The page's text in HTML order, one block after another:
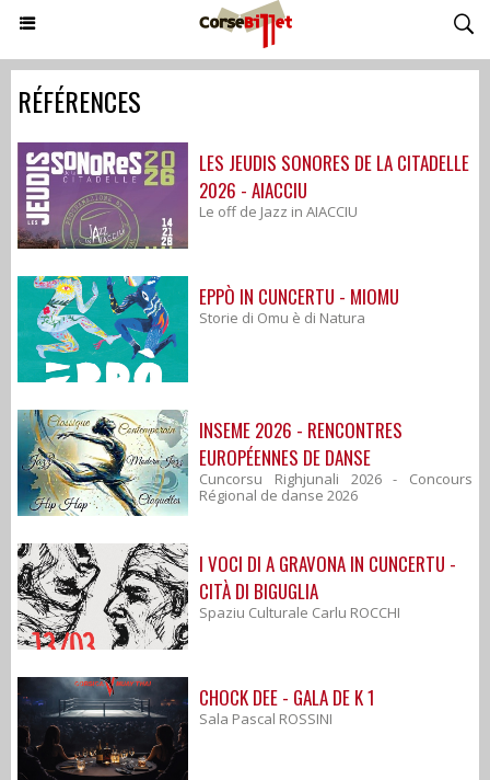
RÉFÉRENCES
LES JEUDIS SONORES DE LA CITADELLE
2026 - AIACCIU
Le off de Jazz in AIACCIU
EPPÒ IN CUNCERTU - MIOMU
Storie di Omu è di Natura
INSEME 2026 - RENCONTRES
EUROPÉENNES DE DANSE
Cuncorsu Righjunali 2026 - Concours
Régional de danse 2026
I VOCI DI A GRAVONA IN CUNCERTU -
CITÀ DI BIGUGLIA
Spaziu Culturale Carlu ROCCHI
CHOCK DEE - GALA DE K 1
Sala Pascal ROSSINI